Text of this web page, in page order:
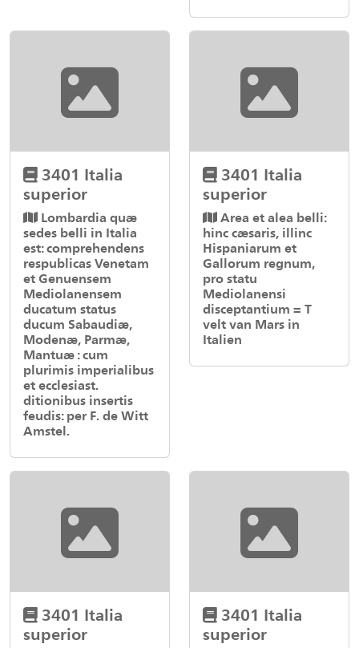
3401 Italia
superior
Lombardia quæ
sedes belli in Italia
est: comprehendens
respublicas Venetam
et Genuensem
Mediolanensem
ducatum status
ducum Sabaudiæ,
Modenæ, Parmæ,
Mantuæ : cum
plurimis imperialibus
et ecclesiast.
ditionibus insertis
feudis: per F. de Witt
Amstel.
3401 Italia
superior
Area et alea belli:
hinc cæsaris, illinc
Hispaniarum et
Gallorum regnum,
pro statu
Mediolanensi
disceptantium = T
velt van Mars in
Italien
3401 Italia
superior
3401 Italia
superior